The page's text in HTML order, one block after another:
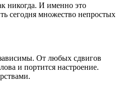
никогда. И именно это
сегодня множество непростых
От любых сдвигов
и портится настроение.